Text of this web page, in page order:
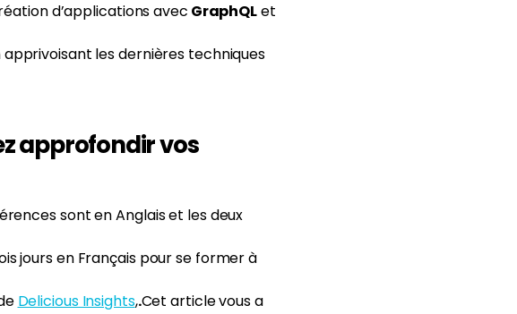
d’applications avec GraphQLet
apprivoisant les dernières techniques
approfondir vos
sont en Anglais et les deux
jours en Français pour se former à
Delicious Insights,.Cet article vous a